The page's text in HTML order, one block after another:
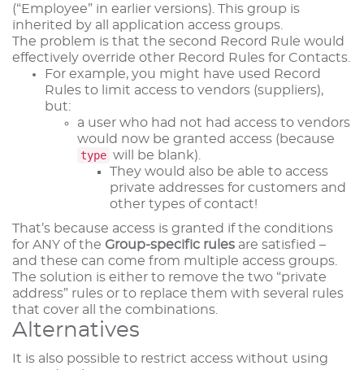
(“Employee” in earlier versions). This group is
inherited by all application access groups.
The problem is that the second Record Rule would
effectively override other Record Rules for Contacts.
For example, you might have used Record
Rules to limit access to vendors (suppliers),
but:
a user who had not had access to vendors
would now be granted access (because
type will be blank).
They would also be able to access
private addresses for customers and
other types of contact!
That’s because access is granted if the conditions
for ANY of the Group-specific rules are satisfied –
and these can come from multiple access groups.
The solution is either to remove the two “private
address” rules or to replace them with several rules
that cover all the combinations.
Alternatives
It is also possible to restrict access without using